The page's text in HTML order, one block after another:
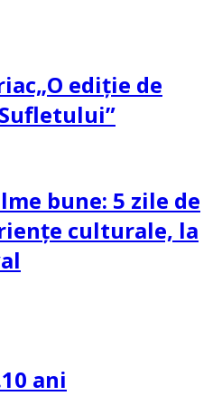
ediție de
bune: 5 zile de
culturale, la
ani